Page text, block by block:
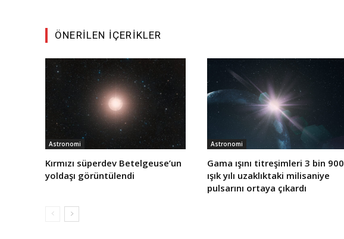
ÖNERILEN İÇERIKLER
Astronomi
Kırmızı süperdev Betelgeuse’un
yoldaşı görüntülendi
Astronomi
Gama ışını titreşimleri 3 bin 900
ışık yılı uzaklıktaki milisaniye
pulsarını ortaya çıkardı